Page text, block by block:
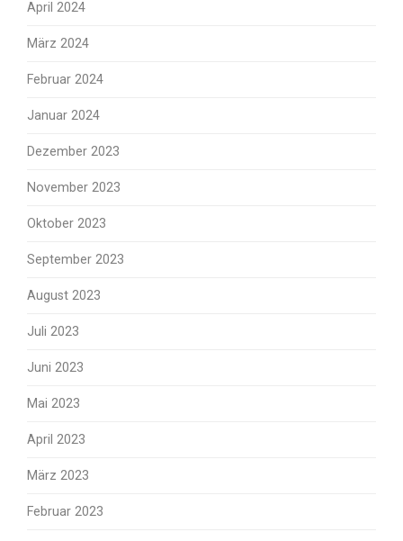
April 2024
März 2024
Februar 2024
Januar 2024
Dezember 2023
November 2023
Oktober 2023
September 2023
August 2023
Juli 2023
Juni 2023
Mai 2023
April 2023
März 2023
Februar 2023